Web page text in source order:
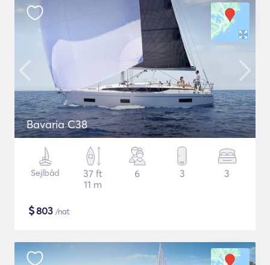
Bavaria C38
Sejlbåd
37 ft
11 m
6 3 3
$803 /nat